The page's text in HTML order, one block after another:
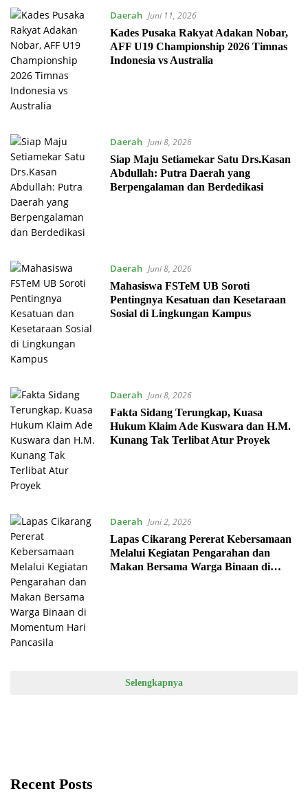
Daerah Juni 11, 2026
Kades Pusaka Rakyat Adakan Nobar,
AFF U19 Championship 2026 Timnas
Indonesia vs Australia
Daerah Juni 8, 2026
Siap Maju Setiamekar Satu Drs.Kasan
Abdullah: Putra Daerah yang
Berpengalaman dan Berdedikasi
Daerah Juni 8, 2026
Mahasiswa FSTeM UB Soroti
Pentingnya Kesatuan dan Kesetaraan
Sosial di Lingkungan Kampus
Daerah Juni 8, 2026
Fakta Sidang Terungkap, Kuasa
Hukum Klaim Ade Kuswara dan H.M.
Kunang Tak Terlibat Atur Proyek
Daerah Juni 2, 2026
Lapas Cikarang Pererat Kebersamaan
Melalui Kegiatan Pengarahan dan
Makan Bersama Warga Binaan di
Selengkapnya
Recent Posts